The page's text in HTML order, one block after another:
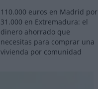
110.000 euros en Madrid por
31.000 en Extremadura: el
dinero ahorrado que
necesitas para comprar una
vivienda por comunidad